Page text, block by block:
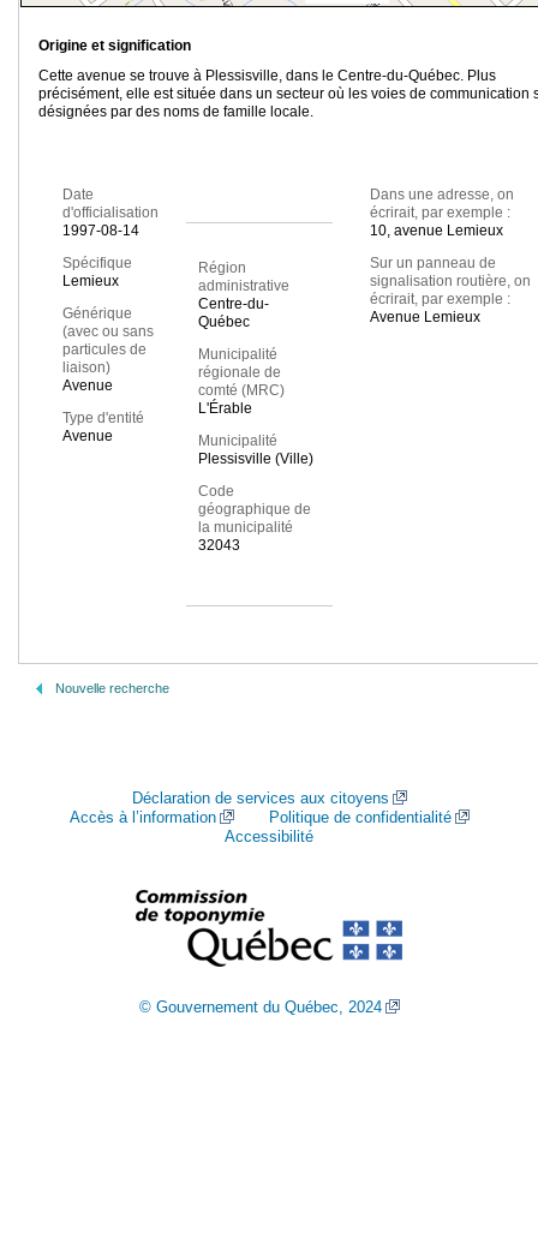
Origine et signification
Cette avenue se trouve à Plessisville, dans le Centre-du-Québec. Plus
précisément, elle est située dans un secteur où les voies de communication
désignées par des noms de famille locale.
Date
d'officialisation
1997-08-14
Spécifique
Lemieux
Générique
(avec ou sans
particules de
liaison)
Avenue
Type d'entité
Avenue
Région
administrative
Centre-du-
Québec
Municipalité
régionale de
comté (MRC)
L'Érable
Municipalité
Plessisville (Ville)
Code
géographique de
la municipalité
32043
Dans une adresse, on
écrirait, par exemple :
10, avenue Lemieux
Sur un panneau de
signalisation routière, on
écrirait, par exemple :
Avenue Lemieux
Nouvelle recherche
Déclaration de services aux citoyens
Accès à l’information
Politique de confidentialité
Accessibilité
© Gouvernement du Québec, 2024